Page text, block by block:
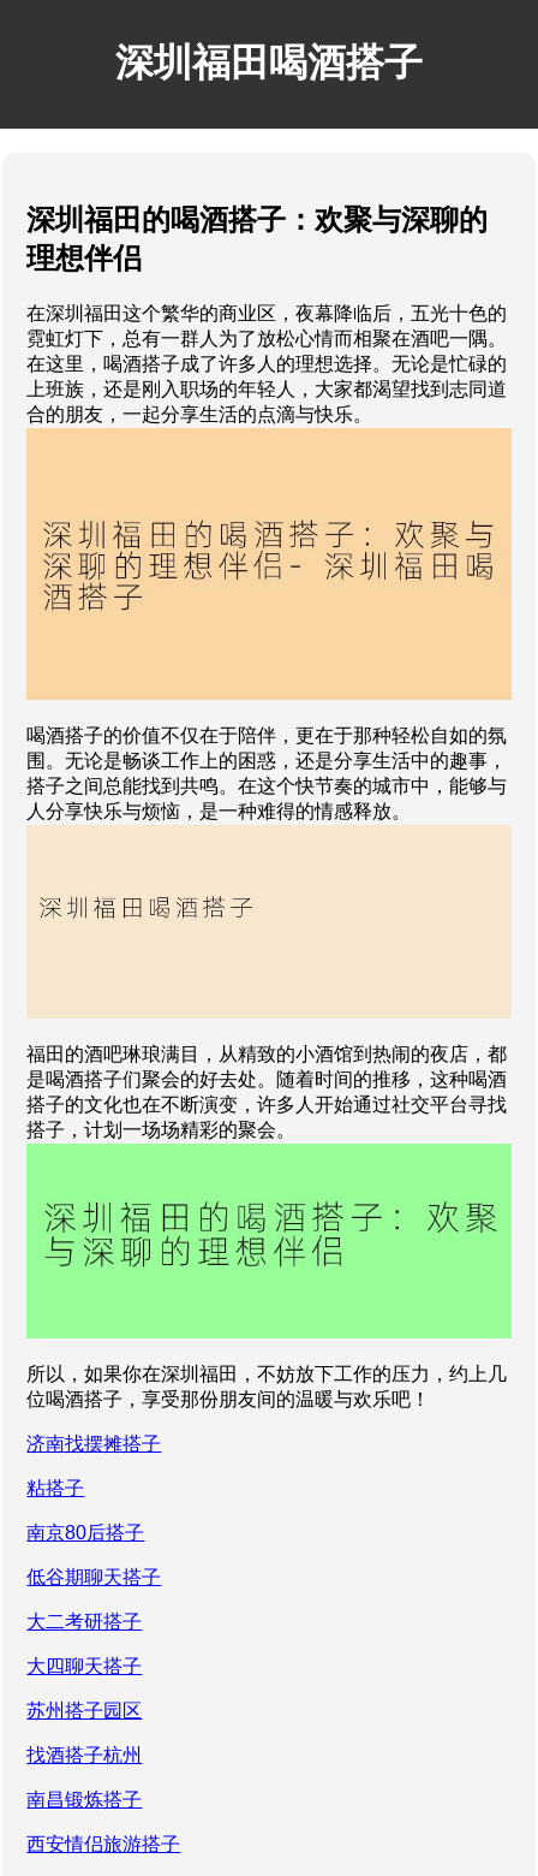
深圳福田喝酒搭子
深圳福田的喝酒搭子：欢聚与深聊的
理想伴侣
在深圳福田这个繁华的商业区，夜幕降临后，五光十色的
霓虹灯下，总有一群人为了放松心情而相聚在酒吧一隅。
在这里，喝酒搭子成了许多人的理想选择。无论是忙碌的
上班族，还是刚入职场的年轻人，大家都渴望找到志同道
合的朋友，一起分享生活的点滴与快乐。
喝酒搭子的价值不仅在于陪伴，更在于那种轻松自如的氛
围。无论是畅谈工作上的困惑，还是分享生活中的趣事，
搭子之间总能找到共鸣。在这个快节奏的城市中，能够与
人分享快乐与烦恼，是一种难得的情感释放。
福田的酒吧琳琅满目，从精致的小酒馆到热闹的夜店，都
是喝酒搭子们聚会的好去处。随着时间的推移，这种喝酒
搭子的文化也在不断演变，许多人开始通过社交平台寻找
搭子，计划一场场精彩的聚会。
所以，如果你在深圳福田，不妨放下工作的压力，约上几
位喝酒搭子，享受那份朋友间的温暖与欢乐吧！
济南找摆摊搭子
粘搭子
南京80后搭子
低谷期聊天搭子
大二考研搭子
大四聊天搭子
苏州搭子园区
找酒搭子杭州
南昌锻炼搭子
西安情侣旅游搭子